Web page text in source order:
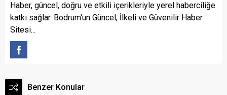
Haber, güncel, doğru ve etkili içerikleriyle yerel haberciliğe
katkı sağlar. Bodrum'un Güncel, İlkeli ve Güvenilir Haber
Sitesi...
Benzer Konular